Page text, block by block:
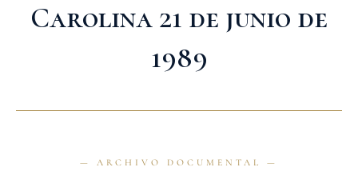
Carolina 21 de junio de
1989